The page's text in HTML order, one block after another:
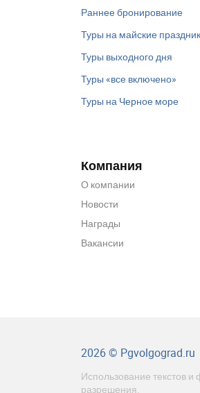
Раннее бронирование
Туры на майские
Туры выходного дня
Туры «все включено»
Туры на Черное море
Компания
О компании
Новости
Награды
Вакансии
2026 © Pgvolgograd.ru
Использование текстов
разрешения.